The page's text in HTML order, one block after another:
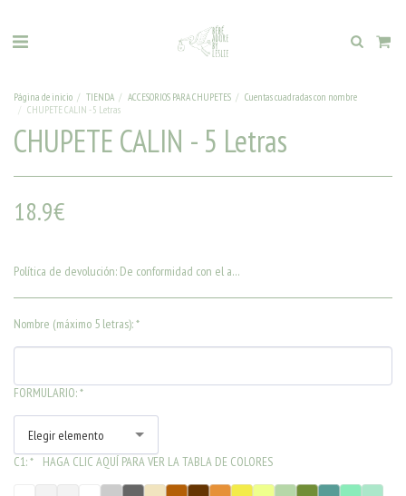
Página de inicio TIENDA ACCESORIOS PARA CHUPETES
Cuentas cuadradas con nombre
CHUPETE CALIN - 5 Letras
CHUPETE CALIN - 5 Letras
18.9€
Política de devolución: De conformidad con el artículo L. 221-28 del Código del Consumidor, el derecho de desistimiento está excluido para el "suministro de bienes hechos según las especificaciones del consumidor o claramente personalizados".
Nombre (máximo 5 letras):*
FORMULARIO:*
Elegir elemento
C1:* HAGA CLIC AQUÍ PARA VER LA TABLA DE COLORES